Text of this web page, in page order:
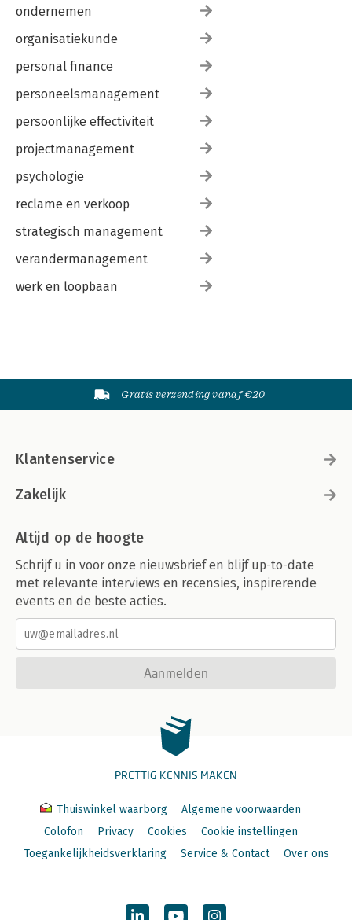
ondernemen
organisatiekunde
personal finance
personeelsmanagement
persoonlijke effectiviteit
projectmanagement
psychologie
reclame en verkoop
strategisch management
verandermanagement
werk en loopbaan
Gratis verzending vanaf €20
Klantenservice
Zakelijk
Altijd op de hoogte
Schrijf u in voor onze nieuwsbrief en blijf up-to-date
met relevante interviews en recensies, inspirerende
events en de beste acties.
Aanmelden
PRETTIG KENNIS MAKEN
Thuiswinkel waarborg
Algemene voorwaarden
Colofon
Privacy Cookies
Cookie instellingen
Toegankelijkheidsverklaring
Service & Contact Over ons